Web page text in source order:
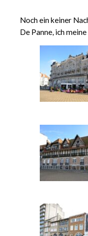
Noch ein keiner
De Panne, ich